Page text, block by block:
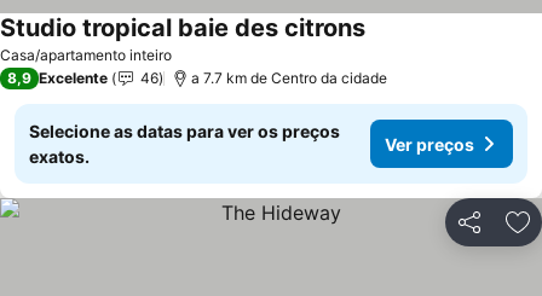
Casa/apartamento inteiro
Studio tropical baie des citronsVer preços
8,9 Excelente 46 a 7.7 km de Centro da cidade
Selecione as datas para ver os preços
exatos.
Ver preços
Partilhar